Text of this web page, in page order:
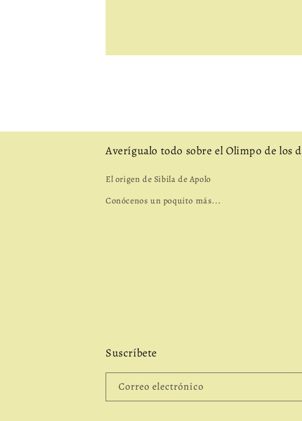
Averígualo todo sobre el Olimpo de los
El origen de Sibila de Apolo
Conócenos un poquito más...
Suscríbete
Correo electrónico